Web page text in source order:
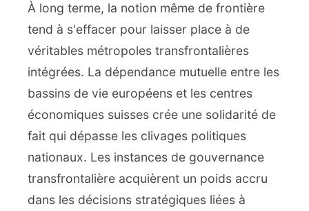
À long terme, la notion même de frontière
tend à s'effacer pour laisser place à de
véritables métropoles transfrontalières
intégrées. La dépendance mutuelle entre les
bassins de vie européens et les centres
économiques suisses crée une solidarité de
fait qui dépasse les clivages politiques
nationaux. Les instances de gouvernance
transfrontalière acquièrent un poids accru
dans les décisions stratégiques liées à